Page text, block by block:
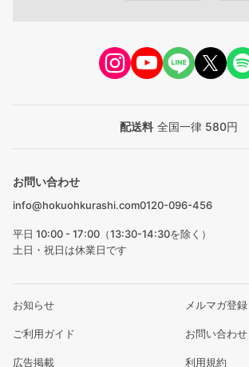
配送料 全国一律 580円
お問い合わせ
info@hokuohkurashi.com0120-096-456
平日 10:00 - 17:00（13:30-14:30を除く）
土日・祝日は休業日です
お知らせ メルマガ登
ご利用ガイド お問い合わせ
広告掲載 利用規約